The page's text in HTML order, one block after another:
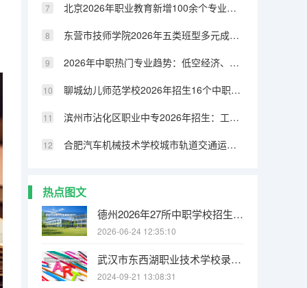
北京2026年职业教育新增100余个专业，AI与机器人相关专业成热点
东营市技师学院2026年五类班型多元成才，新增计算机网络技术专业
2026年中职热门专业趋势：低空经济、人工智能成新风口
聊城幼儿师范学校2026年招生16个中职专业，四大专业群覆盖装备制造与社会服务
滨州市沾化区职业中专2026年招生：工艺美术本科升学率90%以上，就业率95%
合肥汽车机械技术学校城市轨道交通运营服务可以考哪些证书？
热点图文
德州2026年27所中职学校招生，无人机、机电等热门专业免学费
2026-06-24 12:35:10
武汉市东西湖职业技术学校录取分数线是多少？
2024-09-21 13:08:31